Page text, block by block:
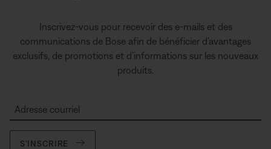
Inscrivez-vous pour recevoir des e-mails et des
communications de Bose afin de bénéficier d’avantages
exclusifs, de promotions et d’informations sur les nouveaux
produits.
Adresse courriel
S’INSCRIRE